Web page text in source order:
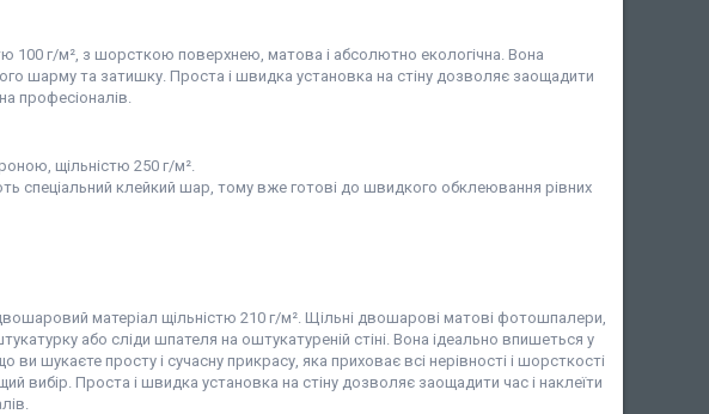
100 г/м², з шорсткою поверхнею, матова і абсолютно екологічна. Вона
шарму та затишку. Проста і швидка установка на стіну дозволяє заощадити
професіоналів.
щільністю 250 г/м².
клейкий шар, тому вже готові до швидкого обклеювання рівних
матеріал щільністю 210 г/м². Щільні двошарові матові фотошпалери,
або сліди шпателя на оштукатуреній стіні. Вона ідеально впишеться у
шукаєте просту і сучасну прикрасу, яка приховає всі нерівності і шорсткості
вибір. Проста і швидка установка на стіну дозволяє заощадити час і наклеїти